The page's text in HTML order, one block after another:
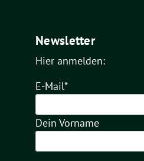
Newsletter
Hier anmelden:
E-Mail*
Dein Vorname